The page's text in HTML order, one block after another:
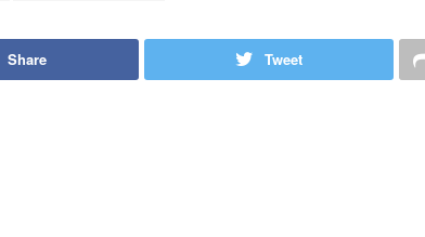
Share Tweet